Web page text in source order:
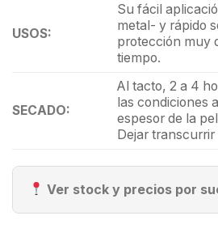
USOS:
Su fácil
metal- y rápido
protección muy
tiempo.
SECADO:
Al tacto, 2 a 4
las condiciones
espesor de la
Dejar
Ver stock y precios por